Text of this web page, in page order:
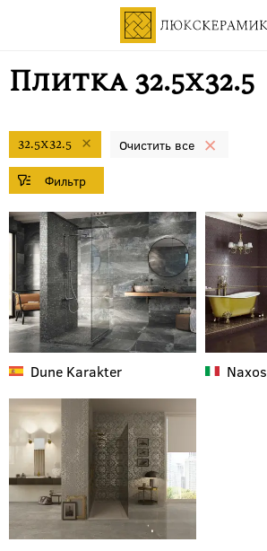
Плитка 32.5x32.5
32.5x32.5
Dune Karakter Naxos